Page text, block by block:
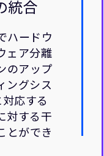
統合
ハードウ
ェア分離
のアップ
ングシス
応する
対する干
とができ